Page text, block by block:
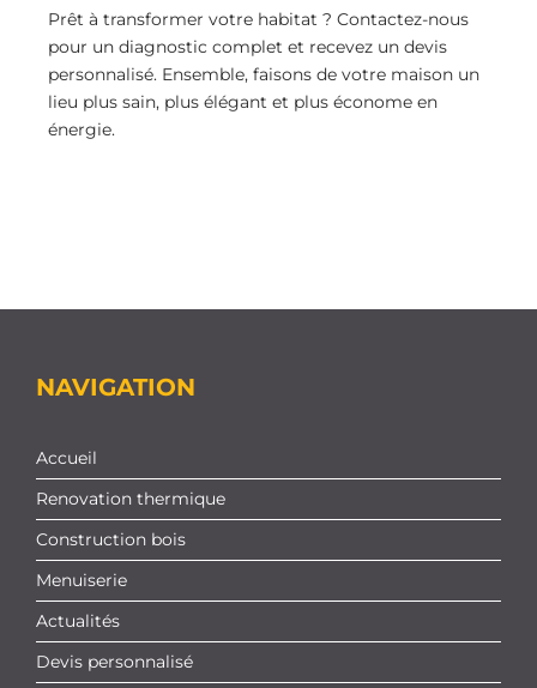
Prêt à transformer votre habitat ? Contactez-nous
pour un diagnostic complet et recevez un devis
personnalisé. Ensemble, faisons de votre maison un
lieu plus sain, plus élégant et plus économe en
énergie.
NAVIGATION
Accueil
Renovation thermique
Construction bois
Menuiserie
Actualités
Devis personnalisé